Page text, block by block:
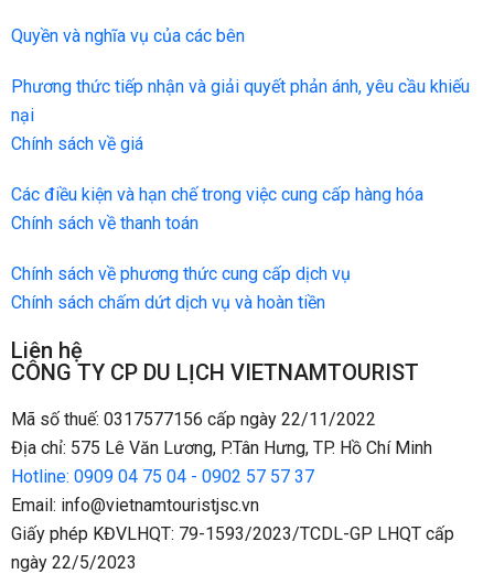
Quyền và nghĩa vụ của các bên
Phương thức tiếp nhận và giải quyết phản ánh, yêu cầu khiếu
nại
Chính sách về giá
Các điều kiện và hạn chế trong việc cung cấp hàng hóa
Chính sách về thanh toán
Chính sách về phương thức cung cấp dịch vụ
Chính sách chấm dứt dịch vụ và hoàn tiền
Liên hệ
CÔNG TY CP DU LỊCH VIETNAMTOURIST
Mã số thuế: 0317577156 cấp ngày 22/11/2022
Địa chỉ: 575 Lê Văn Lương, P.Tân Hưng, TP. Hồ Chí Minh
Hotline: 0909 04 75 04 - 0902 57 57 37
Email: info@vietnamtouristjsc.vn
Giấy phép KĐVLHQT: 79-1593/2023/TCDL-GP LHQT cấp
ngày 22/5/2023